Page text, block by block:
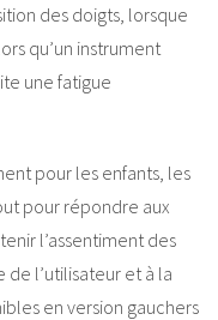
des doigts, lorsque
qu’un instrument
une fatigue
pour les enfants, les
pour répondre aux
l’assentiment des
de l’utilisateur et à la
en version gauchers